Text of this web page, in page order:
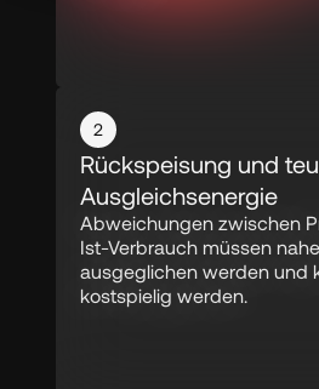
2
Rückspeisung und
Ausgleichsenergie
Abweichungen zwischen
Ist-Verbrauch müssen
ausgeglichen werden und
kostspielig werden.